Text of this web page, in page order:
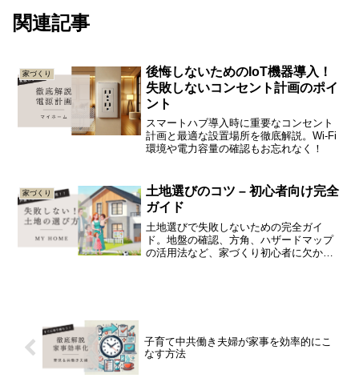
関連記事
家づくり
後悔しないためのIoT機器導入！
失敗しないコンセント計画のポイ
ント
スマートハブ導入時に重要なコンセント
計画と最適な設置場所を徹底解説。Wi-Fi
環境や電力容量の確認もお忘れなく！
家づくり
土地選びのコツ – 初心者向け完全
ガイド
土地選びで失敗しないための完全ガイ
ド。地盤の確認、方角、ハザードマップ
の活用法など、家づくり初心者に欠かせ
子育て中共働き夫婦が家事を効率的にこ
なす方法